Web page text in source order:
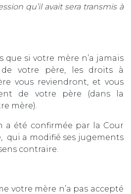
qu’il avait sera transmis à
que si votre mère n’a jamais
de votre père, les droits à
vous reviendront, et vous
de votre père (dans la
mère).
a été confirmée par la Cour
qui a modifié ses jugements
contraire.
votre mère n’a pas accepté